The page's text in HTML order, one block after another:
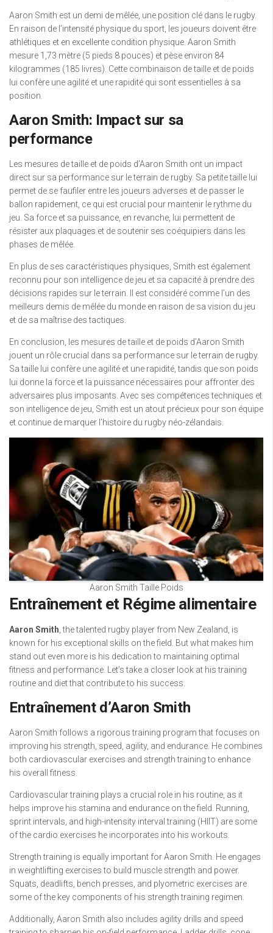
Aaron Smith est un demi de mêlée, une position clé dans le rugby.
En raison de l’intensité physique du sport, les joueurs doivent être
athlétiques et en excellente condition physique. Aaron Smith
mesure 1,73 mètre (5 pieds 8 pouces) et pèse environ 84
kilogrammes (185 livres). Cette combinaison de taille et de poids
lui confère une agilité et une rapidité qui sont essentielles à sa
position.
Aaron Smith: Impact sur sa
performance
Les mesures de taille et de poids d’Aaron Smith ont un impact
direct sur sa performance sur le terrain de rugby. Sa petite taille lui
permet de se faufiler entre les joueurs adverses et de passer le
ballon rapidement, ce qui est crucial pour maintenir le rythme du
jeu. Sa force et sa puissance, en revanche, lui permettent de
résister aux plaquages et de soutenir ses coéquipiers dans les
phases de mêlée.
En plus de ses caractéristiques physiques, Smith est également
reconnu pour son intelligence de jeu et sa capacité à prendre des
décisions rapides sur le terrain. Il est considéré comme l’un des
meilleurs demis de mêlée du monde en raison de sa vision du jeu
et de sa maîtrise des tactiques.
En conclusion, les mesures de taille et de poids d’Aaron Smith
jouent un rôle crucial dans sa performance sur le terrain de rugby.
Sa taille lui confère une agilité et une rapidité, tandis que son poids
lui donne la force et la puissance nécessaires pour affronter des
adversaires plus imposants. Avec ses compétences techniques et
son intelligence de jeu, Smith est un atout précieux pour son équipe
et continue de marquer l’histoire du rugby néo-zélandais.
Aaron Smith Taille Poids
Entraînement et Régime alimentaire
Aaron Smith , the talented rugby player from New Zealand, is
known for his exceptional skills on the field. But what makes him
stand out even more is his dedication to maintaining optimal
fitness and performance. Let’s take a closer look at his training
routine and diet that contribute to his success.
Entraînement d’Aaron Smith
Aaron Smith follows a rigorous training program that focuses on
improving his strength, speed, agility, and endurance. He combines
both cardiovascular exercises and strength training to enhance
his overall fitness.
Cardiovascular training plays a crucial role in his routine, as it
helps improve his stamina and endurance on the field. Running,
sprint intervals, and high-intensity interval training (HIIT) are some
of the cardio exercises he incorporates into his workouts.
Strength training is equally important for Aaron Smith. He engages
in weightlifting exercises to build muscle strength and power.
Squats, deadlifts, bench presses, and plyometric exercises are
some of the key components of his strength training regimen.
Additionally, Aaron Smith also includes agility drills and speed